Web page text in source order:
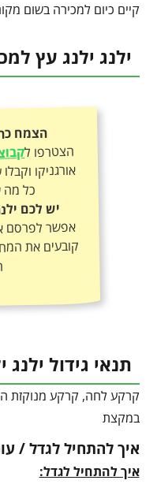
קיים כיום למכירה בשום
ילנג ילנג עץ
הצמח
הצטרפו ל
כל מה
יש לכם
אפשר לפרסם
קובעים את
תנאי גידול ילנג
קרקע לחה, קרקע מנוקזת
במקצת
איך להתחיל לגדל /
איך להתחיל לגדל: